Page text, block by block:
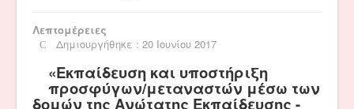
Λεπτομέρειες
Δημιουργήθηκε : 20 Ιουνίου 2017
«Εκπαίδευση και υποστήριξη
προσφύγων/μεταναστών μέσω των
δομών της Ανώτατης Εκπαίδευσης -